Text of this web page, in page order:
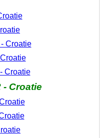
Croatie
Croatie
- Croatie